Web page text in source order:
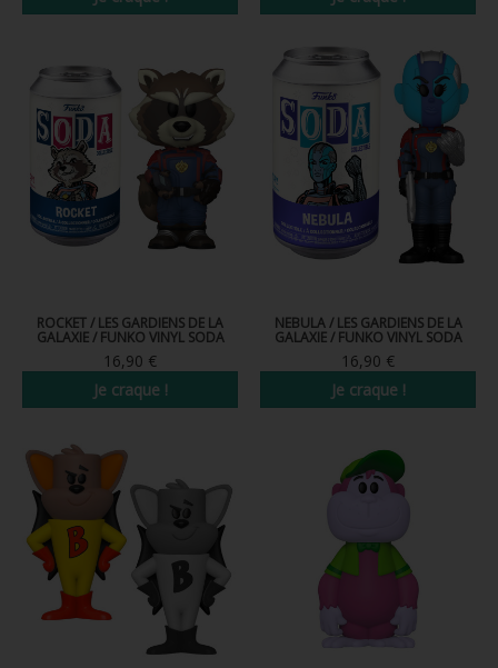
ROCKET / LES GARDIENS DE LA
GALAXIE / FUNKO VINYL SODA
16,90 €
Je craque !
NEBULA / LES GARDIENS DE LA
GALAXIE / FUNKO VINYL SODA
16,90 €
Je craque !